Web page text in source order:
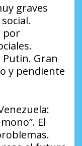
graves
por
Putin. Gran
y pendiente
El